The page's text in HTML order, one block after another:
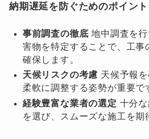
納期遅延を防ぐためのポイント
事前調査の徹底 地中調査を
害物を特定することで、工事
確保します。
天候リスクの考慮 天候予報
柔軟に調整する姿勢が重要で
経験豊富な業者の選定 十分
を選び、スムーズな施工を期